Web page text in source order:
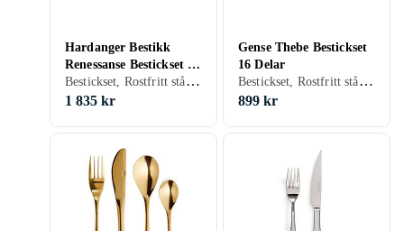
Hardanger Bestikk
Renessanse Bestickset 24
Delar
Bestickset, Rostfritt stål, 24 st, Tål maskindisk
1 835 kr
Gense Thebe Bestickset
16 Delar
Bestickset, Rostfritt stål, 16 st, Tål maskindisk
899 kr